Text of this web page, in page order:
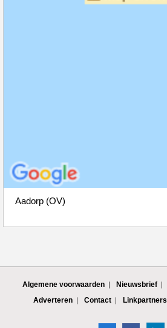
Aadorp (OV)
Algemene voorwaarden Nieuwsbrief
Adverteren
Contact Linkpartners